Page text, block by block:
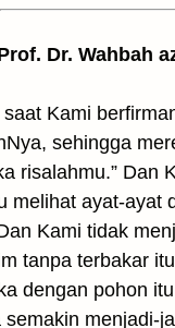
Dr. Wahbah
Kami
sehingga
risalahmu.” Dan
melihat ayat-
Kami tidak
tanpa terbakar
dengan pohon
menjadi-